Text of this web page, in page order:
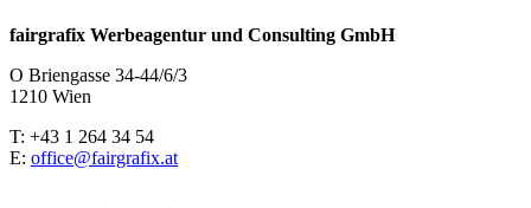
fairgrafix Werbeagentur und Consulting GmbH
O Briengasse 34-44/6/3
1210 Wien
T: +43 1 264 34 54
E: office@fairgrafix.at